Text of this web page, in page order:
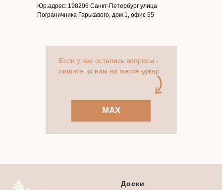
Юр.адрес: 198206 Санкт-Петербург улица
Пограничника Гарькавого, дом 1, офис 55
MAX
Если у вас остались вопросы -
пишите их нам на мессенджер
Доски